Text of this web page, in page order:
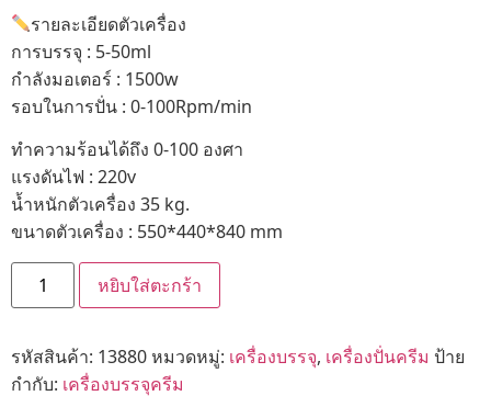
รายละเอียดตัวเครื่อง
การบรรจุ : 5-50ml
กำลังมอเตอร์ : 1500w
รอบในการปั่น : 0-100Rpm/min
ทำความร้อนได้ถึง 0-100 องศา
แรงดันไฟ : 220v
น้ำหนักตัวเครื่อง 35 kg.
ขนาดตัวเครื่อง : 550*440*840 mm
หยิบใส่ตะกร้า
รหัสสินค้า: 13880หมวดหมู่: เครื่องบรรจุ, เครื่องปั่นครีม ป้าย
กำกับ: เครื่องบรรจุครีม